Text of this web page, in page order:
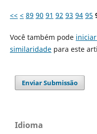
<< < 89 90 91 92 93 94 95
Você também pode
similaridadepara este
Enviar Submissão
Idioma